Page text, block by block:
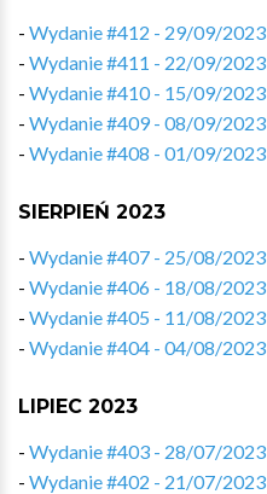
- Wydanie #412 - 29/09/2023
- Wydanie #411 - 22/09/2023
- Wydanie #410 - 15/09/2023
- Wydanie #409 - 08/09/2023
- Wydanie #408 - 01/09/2023
SIERPIEŃ 2023
- Wydanie #407 - 25/08/2023
- Wydanie #406 - 18/08/2023
- Wydanie #405 - 11/08/2023
- Wydanie #404 - 04/08/2023
LIPIEC 2023
- Wydanie #403 - 28/07/2023
- Wydanie #402 - 21/07/2023